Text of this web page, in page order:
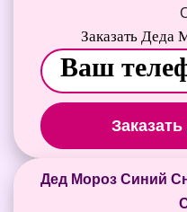
Заказать Деда
Дед Мороз Синий